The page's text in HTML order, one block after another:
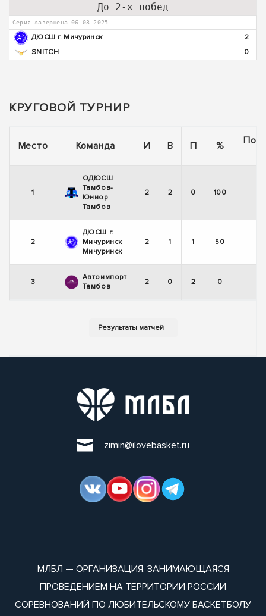
До 2-х побед
Серия завершена 06.03.2025
ДЮСШ г. Мичуринск
2
SNITCH
0
КРУГОВОЙ ТУРНИР
Место Команда И В П %
1
ОДЮСШ
Тамбов-
Юниор
Тамбов
2 2 0 100
2
ДЮСШ г.
Мичуринск
Мичуринск
2 1 1 50
3
Автоимпорт
Тамбов
2 0 2 0
zimin@ilovebasket.ru
МЛБЛ — ОРГАНИЗАЦИЯ, ЗАНИМАЮЩАЯСЯ
ПРОВЕДЕНИЕМ НА ТЕРРИТОРИИ РОССИИ
СОРЕВНОВАНИЙ ПО ЛЮБИТЕЛЬСКОМУ БАСКЕТБОЛУ